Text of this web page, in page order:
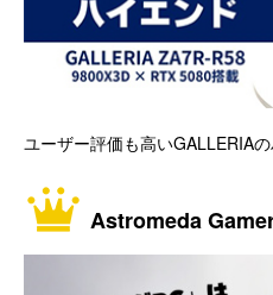
ユーザー評価も高いGALLERIA
Astromeda